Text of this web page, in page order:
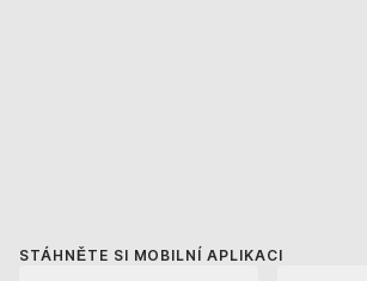
STÁHNĚTE SI MOBILNÍ APLIKACI